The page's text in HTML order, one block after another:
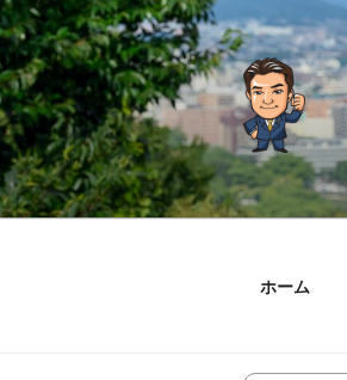
コ
ン
テ
ン
ツ
へ
ス
キ
ホーム